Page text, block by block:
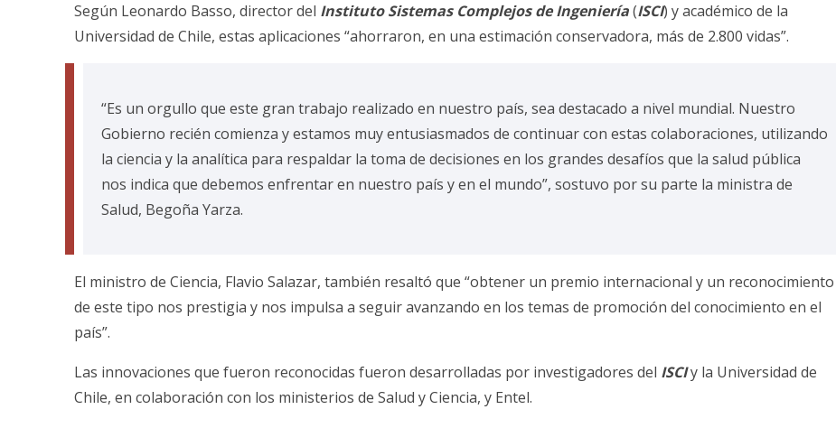
Según Leonardo Basso, director del Instituto Sistemas Complejos de Ingeniería(ISCI) y académico de la
Universidad de Chile, estas aplicaciones “ahorraron, en una estimación conservadora, más de 2.800 vidas”.
“Es un orgullo que este gran trabajo realizado en nuestro país, sea destacado a nivel mundial. Nuestro
Gobierno recién comienza y estamos muy entusiasmados de continuar con estas colaboraciones, utilizando
la ciencia y la analítica para respaldar la toma de decisiones en los grandes desafíos que la salud pública
nos indica que debemos enfrentar en nuestro país y en el mundo”, sostuvo por su parte la ministra de
Salud, Begoña Yarza.
El ministro de Ciencia, Flavio Salazar, también resaltó que “obtener un premio internacional y un reconocimiento
de este tipo nos prestigia y nos impulsa a seguir avanzando en los temas de promoción del conocimiento en el
país”.
Las innovaciones que fueron reconocidas fueron desarrolladas por investigadores del ISCIy la Universidad de
Chile, en colaboración con los ministerios de Salud y Ciencia, y Entel.